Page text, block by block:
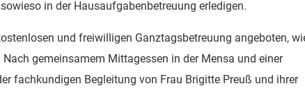
in der Hausaufgabenbetreuung erledigen.
und freiwilligen Ganztagsbetreuung angeboten,
gemeinsamem Mittagessen in der Mensa und einer
fachkundigen Begleitung von Frau Brigitte Preuß und ihrer